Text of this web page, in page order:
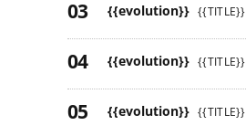
{{evolution}} {{TITLE}}
{{evolution}} {{TITLE}}
{{evolution}} {{TITLE}}